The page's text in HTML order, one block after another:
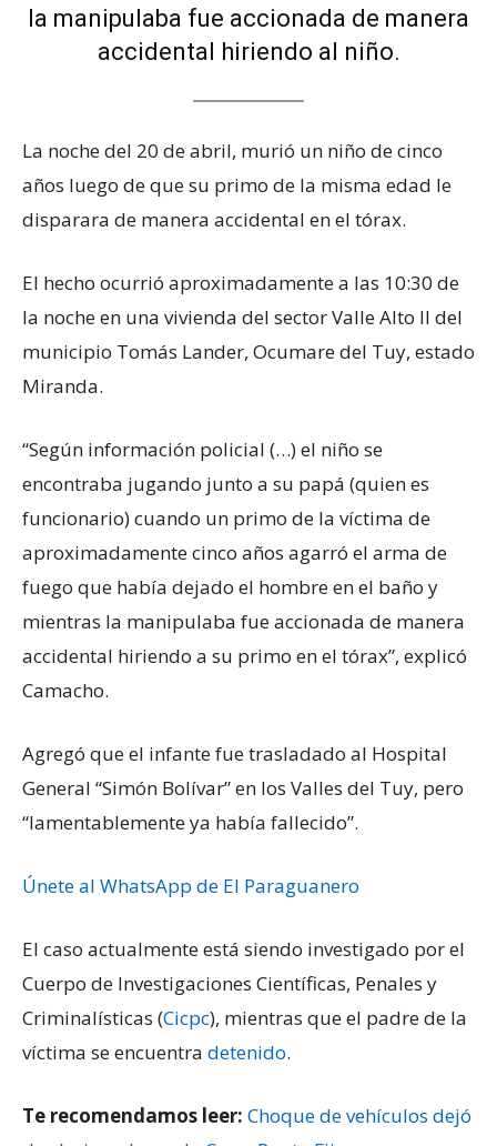
la manipulaba fue accionada de manera
accidental hiriendo al niño.
La noche del 20 de abril, murió un niño de cinco
años luego de que su primo de la misma edad le
disparara de manera accidental en el tórax.
El hecho ocurrió aproximadamente a las 10:30 de
la noche en una vivienda del sector Valle Alto II del
municipio Tomás Lander, Ocumare del Tuy, estado
Miranda.
“Según información policial (…) el niño se
encontraba jugando junto a su papá (quien es
funcionario) cuando un primo de la víctima de
aproximadamente cinco años agarró el arma de
fuego que había dejado el hombre en el baño y
mientras la manipulaba fue accionada de manera
accidental hiriendo a su primo en el tórax”, explicó
Camacho.
Agregó que el infante fue trasladado al Hospital
General “Simón Bolívar” en los Valles del Tuy, pero
“lamentablemente ya había fallecido”.
Únete al WhatsApp de El Paraguanero
El caso actualmente está siendo investigado por el
Cuerpo de Investigaciones Científicas, Penales y
Criminalísticas (Cicpc), mientras que el padre de la
víctima se encuentra detenido.
Te recomendamos leer: Choque de vehículos dejó